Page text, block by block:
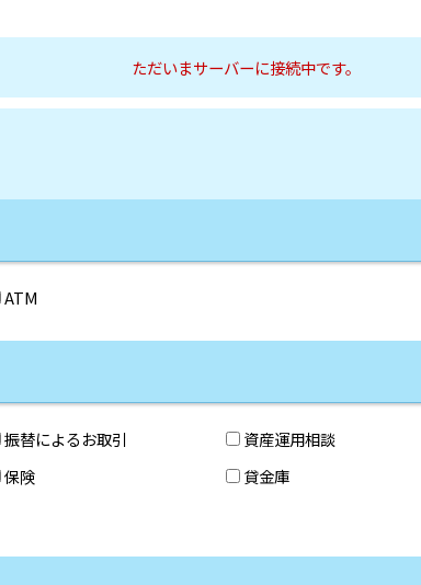
ただいまサーバーに接続中です。
ATM
振替によるお取引 資産運用相談
保険 貸金庫